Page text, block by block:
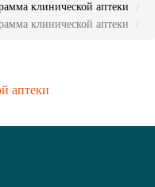
клинической аптеки
клинической аптеки
аптеки